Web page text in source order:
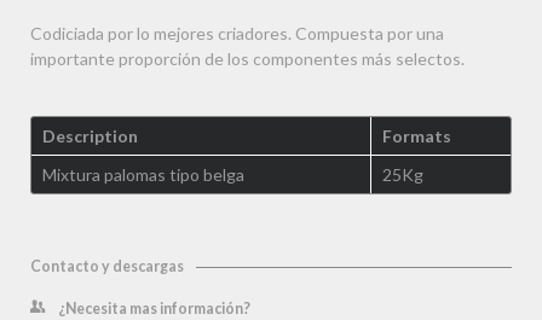
Codiciada por lo mejores criadores. Compuesta por una
importante proporción de los componentes más selectos.
Description
Formats
Mixtura palomas tipo belga
25Kg
Contacto y descargas
¿Necesita mas información?